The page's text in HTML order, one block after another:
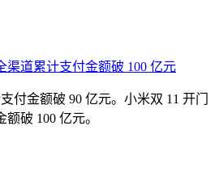
渠道累计支付金额破 100 亿元
付金额破 90 亿元。小米双 11 开门
破 100 亿元。